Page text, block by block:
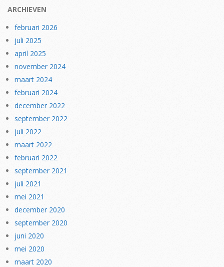
ARCHIEVEN
februari 2026
juli 2025
april 2025
november 2024
maart 2024
februari 2024
december 2022
september 2022
juli 2022
maart 2022
februari 2022
september 2021
juli 2021
mei 2021
december 2020
september 2020
juni 2020
mei 2020
maart 2020